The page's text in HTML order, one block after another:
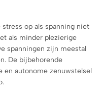
op als spanning niet
als minder plezierige
spanningen zijn meestal
De bijbehorende
autonome zenuwstelsel